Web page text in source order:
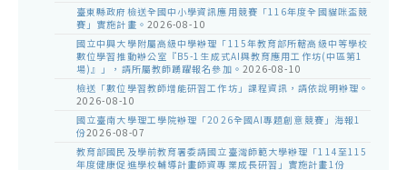
臺東縣政府檢送全國中小學資訊應用競賽「116年度全國貓咪盃競
賽」實施計畫。 2026-08-10
國立中興大學附屬高級中學辦理「115年教育部所轄高級中等學校
數位學習推動辦公室『B5-1生成式AI與教育應用工作坊(中區第1
場)』」，請所屬教師踴躍報名參加。 2026-08-10
檢送「數位學習教師增能研習工作坊」課程資訊，請依說明辦理。
2026-08-10
國立臺南大學理工學院辦理「2026全國AI專題創意競賽」海報1
份2026-08-07
教育部國民及學前教育署委請國立臺灣師範大學辦理「114至115
年度健康促進學校輔導計畫師資專業成長研習」實施計畫1份